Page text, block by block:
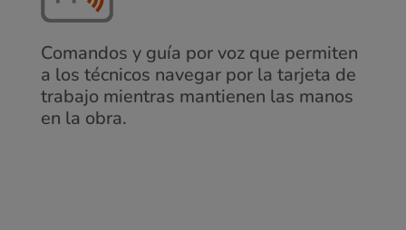
Comandos y guía por voz que permiten
a los técnicos navegar por la tarjeta de
trabajo mientras mantienen las manos
en la obra.